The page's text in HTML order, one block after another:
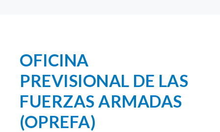
OFICINA
PREVISIONAL DE LAS
FUERZAS ARMADAS
(OPREFA)